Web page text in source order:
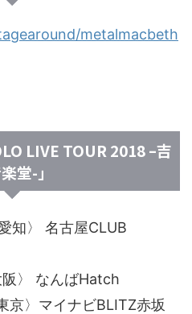
metalmacbeth
LIVE TOUR 2018 –吉
堂-」
知〉 名古屋CLUB
〉 なんばHatch
〉マイナビBLITZ赤坂